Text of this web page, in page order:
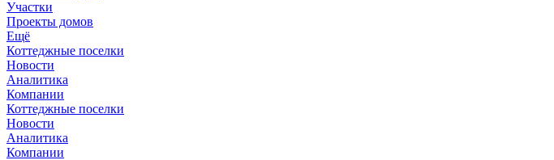
Участки
Проекты домов
Ещё
Коттеджные поселки
Новости
Аналитика
Компании
Коттеджные поселки
Новости
Аналитика
Компании